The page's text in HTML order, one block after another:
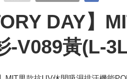
DAY】
-V089黃(L-